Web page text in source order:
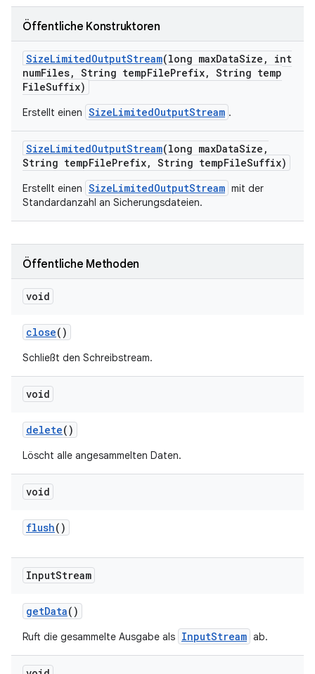
Öffentliche Konstruktoren
SizeLimitedOutputStream(long maxDataSize ,
int
numFiles, String tempFilePrefix, String temp
FileSuffix)
Erstellt einen SizeLimitedOutputStream .
SizeLimitedOutputStream(long maxDataSize ,
String tempFilePrefix, String tempFileSuffix)
Erstellt einen SizeLimitedOutputStream mit der
Standardanzahl an Sicherungsdateien.
Öffentliche Methoden
void
close()
Schließt den Schreibstream.
void
delete()
Löscht alle angesammelten Daten.
void
flush()
InputStream
getData()
Ruft die gesammelte Ausgabe als InputStream ab.